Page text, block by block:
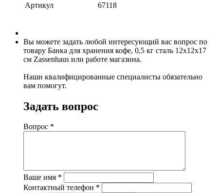
Артикул
67118
Вы можете задать любой интересующий вас вопрос по
товару Банка для хранения кофе, 0,5 кг сталь 12х12х17
см Zassenhaus или работе магазина.
Наши квалифицированные специалисты обязательно
вам помогут.
Задать вопрос
Вопрос *
Ваше имя *
Контактный телефон *